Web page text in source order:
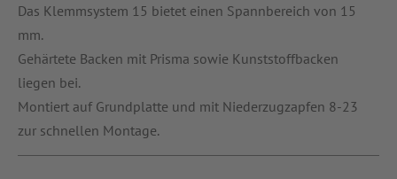
Das Klemmsystem 15 bietet einen Spannbereich von 15
mm.
Gehärtete Backen mit Prisma sowie Kunststoffbacken
liegen bei.
Montiert auf Grundplatte und mit Niederzugzapfen 8-23
zur schnellen Montage.